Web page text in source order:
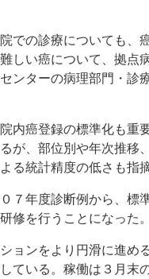
での診療についても、
しい癌について、拠点
ンターの病理部門・診
内癌登録の標準化も重
が、部位別や年次推移
る統計精度の低さも指
７年度診断例から、標
修を行うことになった。
ョンをより円滑に進め
ている。稼働は３月末